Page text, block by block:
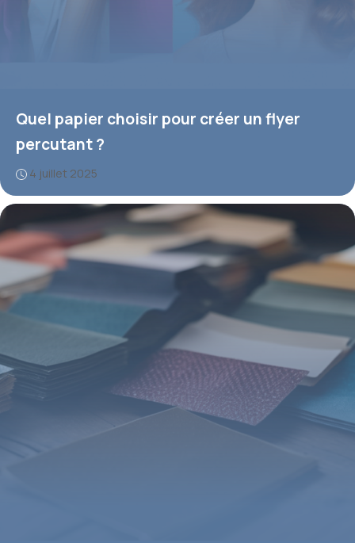
Quel papier choisir pour créer un flyer
percutant ?
4 juillet 2025